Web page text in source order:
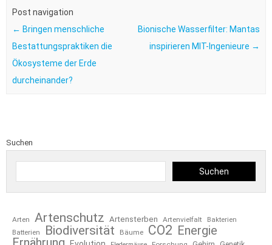
Post navigation
← Bringen menschliche
Bestattungspraktiken die
Ökosysteme der Erde
durcheinander?
Bionische Wasserfilter: Mantas
inspirieren MIT-Ingenieure →
Suchen
Suchen
Arten Artenschutz Artensterben Artenvielfalt
Bakterien
Batterien
Biodiversität Bäume CO2 Energie